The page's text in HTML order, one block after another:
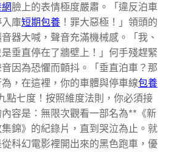
臉上的表情極度嚴肅。「違反泊車
庫短期包養 ！罪大惡極！」領頭的
器大喊，聲音充滿機械感。「我、
垂直停在了牆壁上！」何手殘趕緊
因為恐懼而顫抖。「垂直泊車？那
，在這裡，你的車體與停車線包養
點七度！按照維度法則，你必須接
容是：無限次觀看一部名為**《新
錦》的紀錄片，直到哭泣為止。就
科幻電影裡開出來的黑色跑車，優